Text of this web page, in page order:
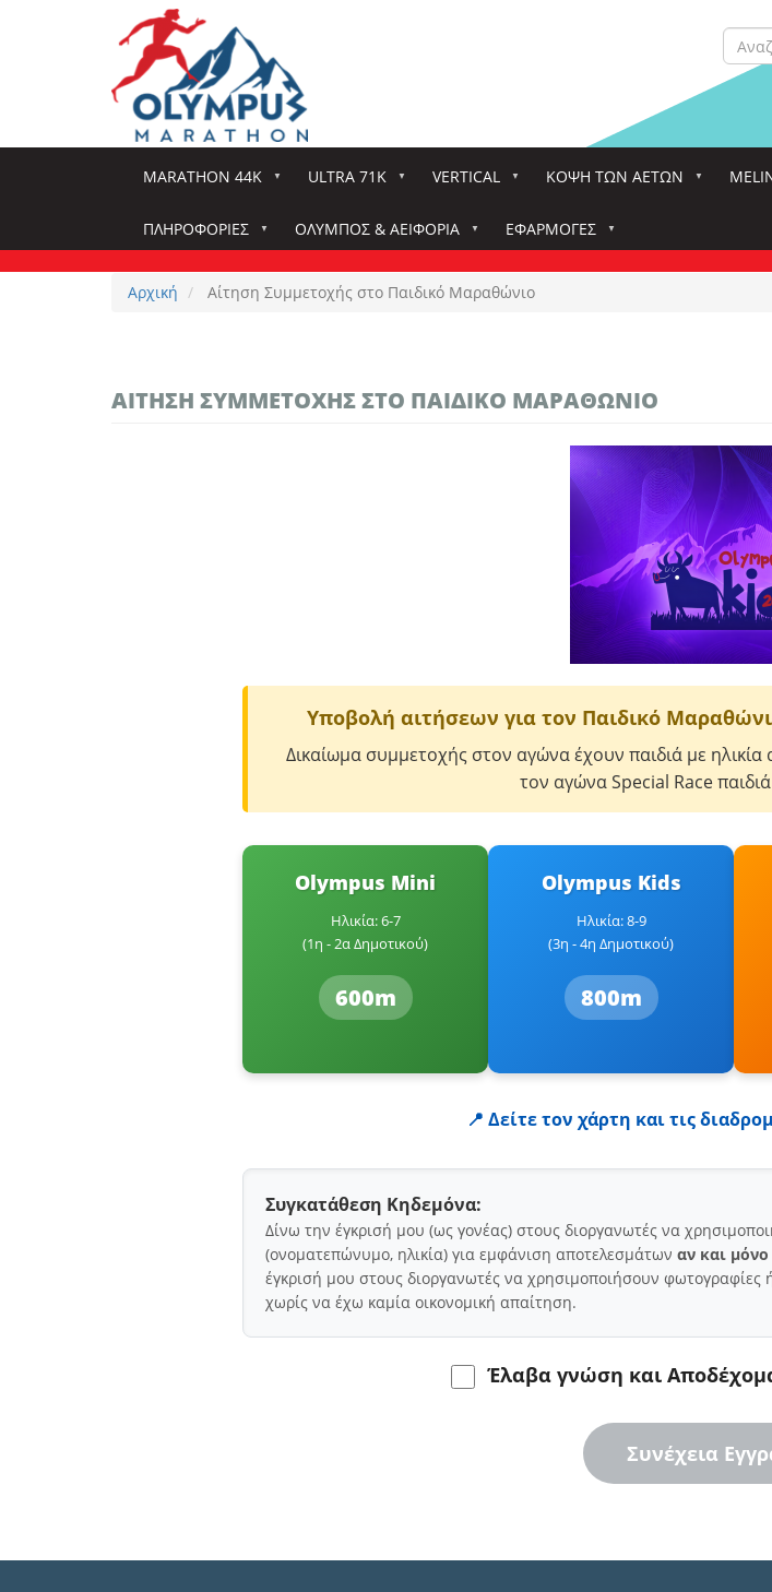
Αναζήτηση
MARATHON 44K ULTRA 71K VERTICAL ΚΌΨΗ ΤΩΝ ΑΕΤΏΝ
ΠΛΗΡΟΦΟΡΊΕΣ ΌΛΥΜΠΟΣ & ΑΕΙΦΟΡΊΑ
ΕΦΑΡΜΟΓΈΣ
Αρχική
Αίτηση Συμμετοχής στο Παιδικό Μαραθώνιο
ΑΊΤΗΣΗ ΣΥΜΜΕΤΟΧΉΣ ΣΤΟ ΠΑΙΔΙΚΌ ΜΑΡΑΘΏΝΙΟ
Υποβολή αιτήσεων για τoν Παιδικό
Δικαίωμα συμμετοχής στον αγώνα έχουν παιδιά με
τον αγώνα Special Race
Olympus Mini
Ηλικία: 6-7
(1η - 2α Δημοτικού)
600m
Olympus Kids
Ηλικία: 8-9
(3η - 4η Δημοτικού)
800m
📍 Δείτε τον χάρτη και τις
Συγκατάθεση Κηδεμόνα:
Δίνω την έγκρισή μου (ως γονέας) στους διοργανωτές να
(ονοματεπώνυμο, ηλικία) για εμφάνιση αποτελεσμάτων αν και μόνο
έγκρισή μου στους διοργανωτές να χρησιμοποιήσουν
χωρίς να έχω καμία οικονομική απαίτηση.
Έλαβα γνώση και
Συνέχεια